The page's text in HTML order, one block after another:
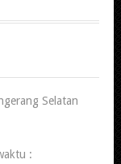
Selatan
: